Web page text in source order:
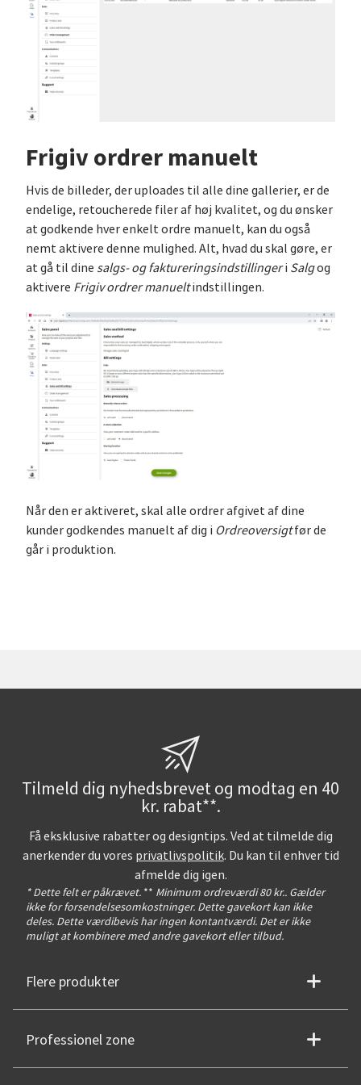
Frigiv ordrer manuelt
Hvis de billeder, der uploades til alle dine gallerier, er de
endelige, retoucherede filer af høj kvalitet, og du ønsker
at godkende hver enkelt ordre manuelt, kan du også
nemt aktivere denne mulighed. Alt, hvad du skal gøre, er
at gå til dine salgs- og faktureringsindstillingeri Salgog
aktivere Frigiv ordrer manueltindstillingen.
Når den er aktiveret, skal alle ordrer afgivet af dine
kunder godkendes manuelt af dig i Ordreoversigtfør de
går i produktion.
Tilmeld dig nyhedsbrevet og modtag en 40
kr. rabat**.
Få eksklusive rabatter og designtips. Ved at tilmelde dig
anerkender du vores privatlivspolitik. Du kan til enhver tid
afmelde dig igen.
* Dette felt er påkrævet. ** Minimum ordreværdi 80 kr.. Gælder
ikke for forsendelsesomkostninger. Dette gavekort kan ikke
deles. Dette værdibevis har ingen kontantværdi. Det er ikke
muligt at kombinere med andre gavekort eller tilbud.
Flere produkter
Professionel zone